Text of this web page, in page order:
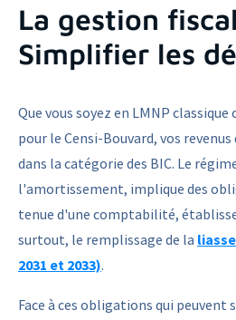
La gestion
Simplifier les
Que vous soyez en LMNP classique
pour le Censi-Bouvard, vos
dans la catégorie des BIC. Le
l'amortissement, implique des
tenue d'une comptabilité,
surtout, le remplissage de la
2031 et 2033).
Face à ces obligations qui peuvent